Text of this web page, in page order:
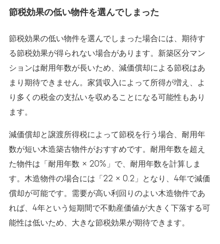
節税効果の低い物件を選んでしまった
節税効果の低い物件を選んでしまった場合には、期待す
る節税効果が得られない場合があります。新築区分マン
ションは耐用年数が長いため、減価償却による節税はあ
まり期待できません。家賃収入によって所得が増え、よ
り多くの税金の支払いを収めることになる可能性もあり
ます。
減価償却と譲渡所得税によって節税を行う場合、耐用年
数が短い木造築古物件がおすすめです。耐用年数を超え
た物件は「耐用年数 × 20%」で、耐用年数を計算しま
す。木造物件の場合には「22 × 0.2」となり、4年で減価
償却が可能です。需要が高い利回りのよい木造物件であ
れば、4年という短期間で不動産価値が大きく下落する可
能性は低いため、大きな節税効果が期待できます。